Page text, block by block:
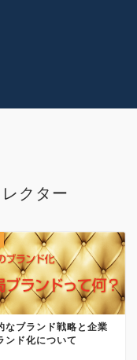
クター
なブランド戦略と企業
ンド化について